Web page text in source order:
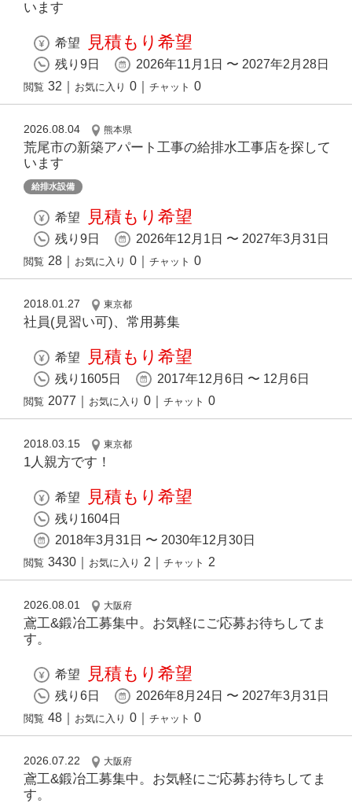
います
希望 見積もり希望
残り9日 2026年11月1日 〜 2027年2月28日
閲覧 32 お気に入り 0 チャット 0
2026.08.04 熊本県
荒尾市の新築アパート工事の給排水工事店を探して
います
給排水設備
希望 見積もり希望
残り9日 2026年12月1日 〜 2027年3月31日
閲覧 28 お気に入り 0 チャット 0
2018.01.27 東京都
社員(見習い可)、常用募集
希望 見積もり希望
残り1605日 2017年12月6日 〜 12月6日
閲覧 2077 お気に入り 0 チャット 0
2018.03.15 東京都
1人親方です！
希望 見積もり希望
残り1604日
2018年3月31日 〜 2030年12月30日
閲覧 3430 お気に入り 2 チャット 2
2026.08.01 大阪府
鳶工&鍛冶工募集中。お気軽にご応募お待ちしてま
す。
希望 見積もり希望
残り6日 2026年8月24日 〜 2027年3月31日
閲覧 48 お気に入り 0 チャット 0
2026.07.22 大阪府
鳶工&鍛冶工募集中。お気軽にご応募お待ちしてま
す。